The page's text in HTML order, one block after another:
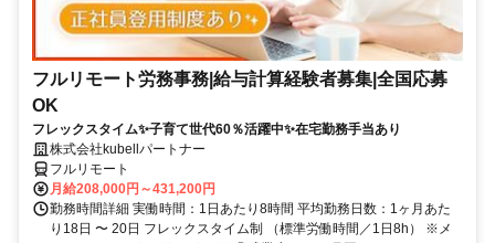
フルリモート労務事務|給与計算経験者募集|全国応募
OK
フレックスタイム✨子育て世代60％活躍中✨在宅勤務手当あり
株式会社kubellパートナー
フルリモート
月給208,000円～431,200円
勤務時間詳細 実働時間：1日あたり8時間 平均勤務日数：1ヶ月あた
り18日 〜 20日 フレックスタイム制 （標準労働時間／1日8h） ※メ